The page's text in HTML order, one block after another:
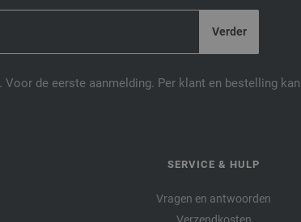
de eerste aanmelding. Per klant en bestelling
SERVICE & HULP
Vragen en antwoorden
Verzendkosten